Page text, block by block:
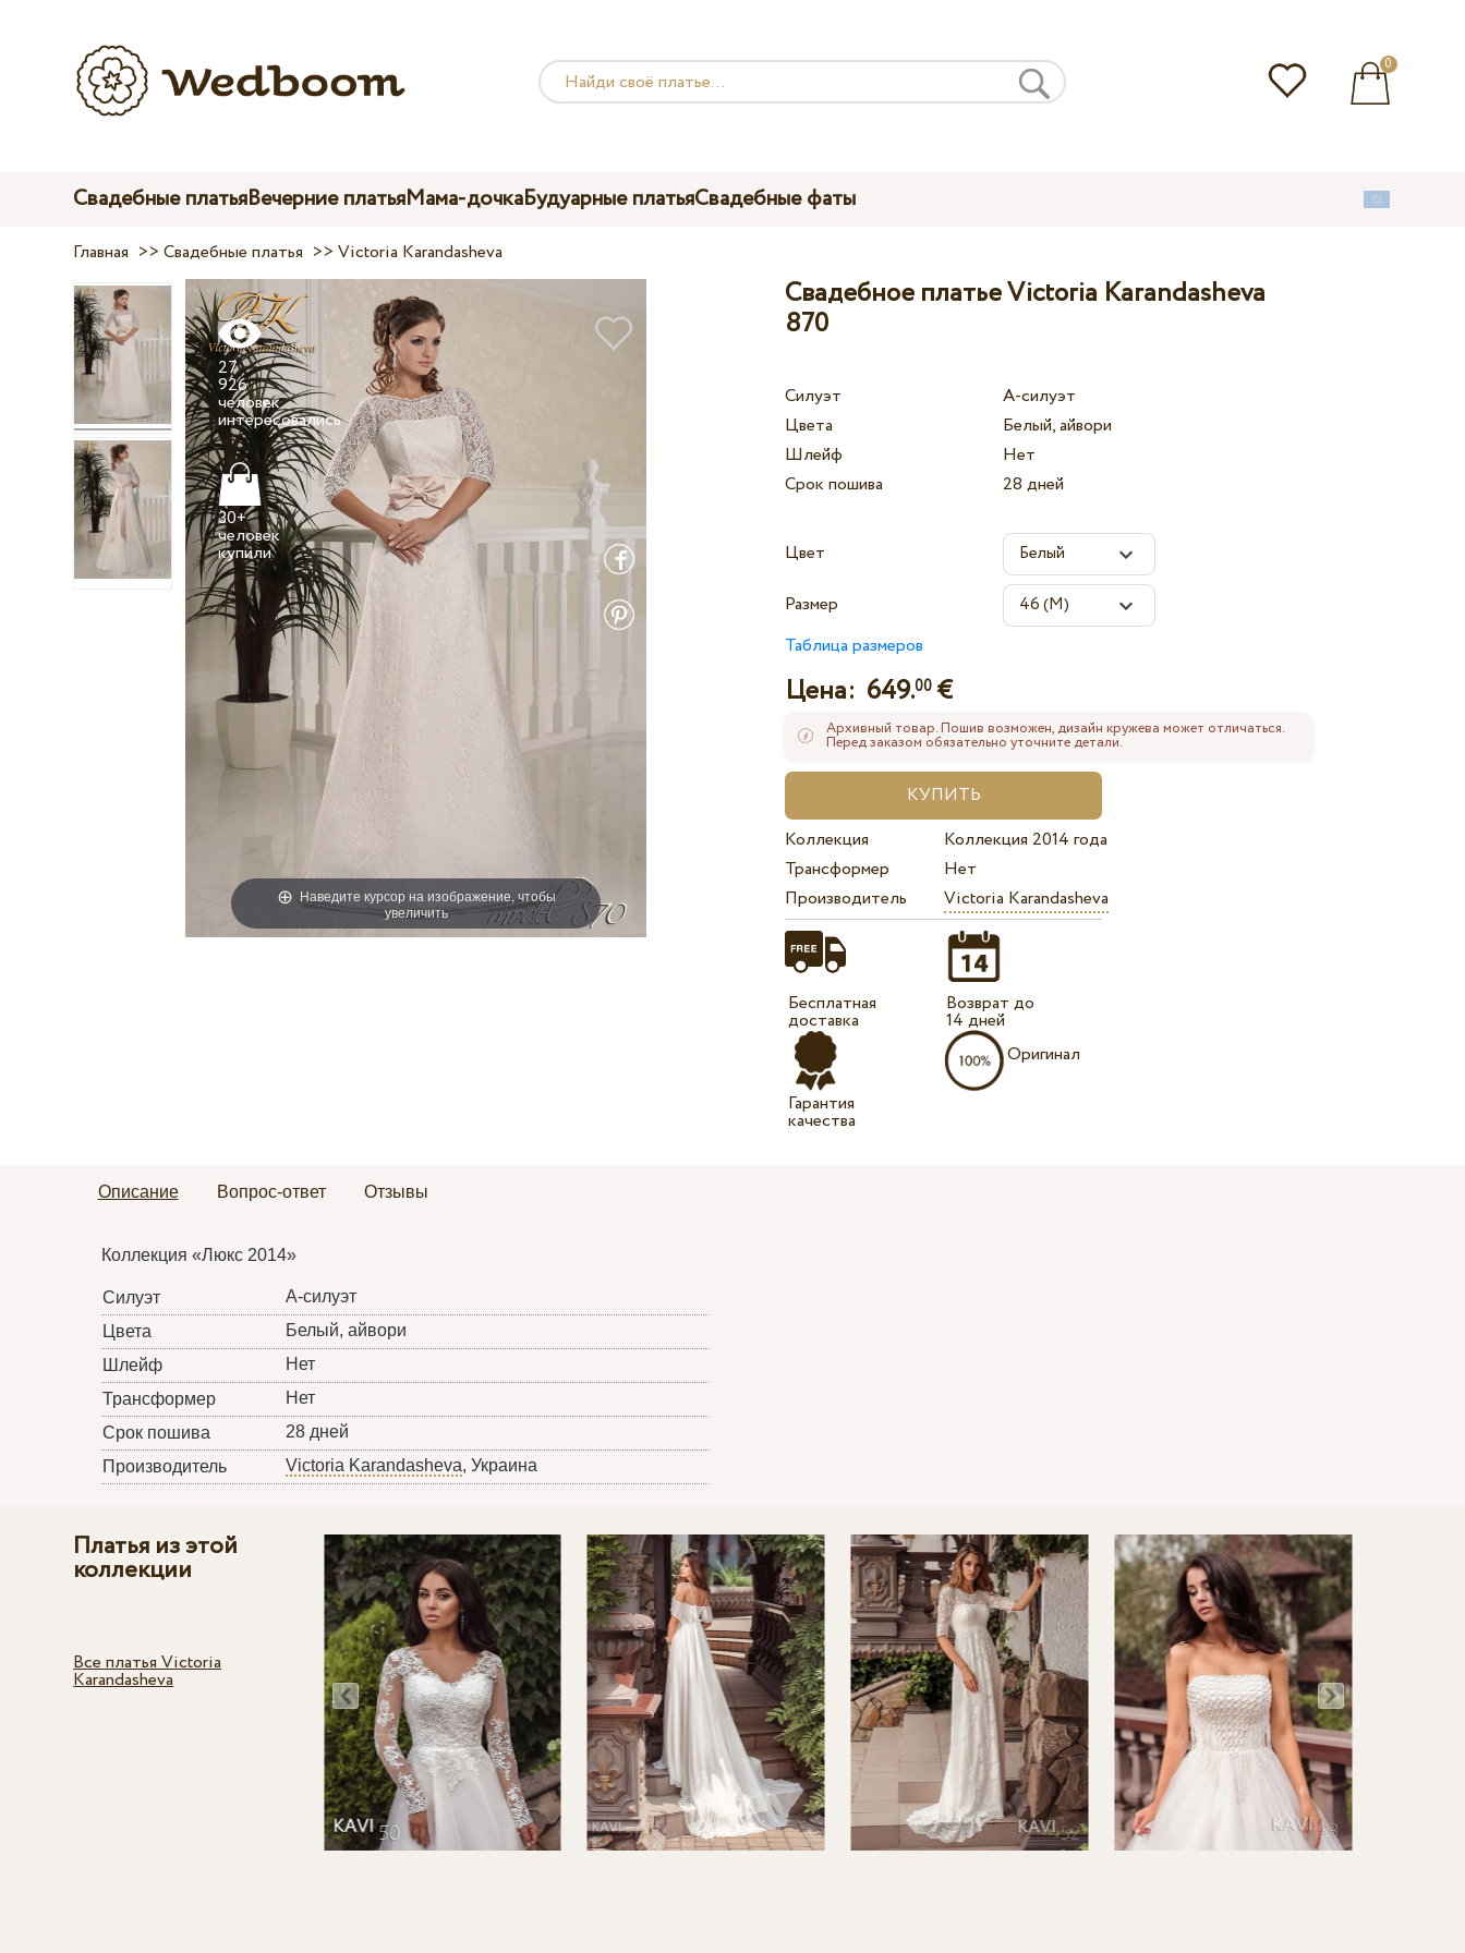
0
Свадебные платьяВечерние платьяМама-дочкаБудуарные платьяСвадебные фаты
Главная >>Свадебные платья >>Victoria Karandasheva
Наведите курсор на изображение, чтобы
увеличить
27
926
человек
интересовались
30+
человек
купили
Свадебное платье Victoria Karandasheva
870
Силуэт
А-силуэт
Цвета
Белый, айвори
Шлейф
Нет
Срок пошива
28 дней
Цвет
Размер
Таблица размеров
Цена: 649.00 €
Архивный товар. Пошив возможен, дизайн кружева может отличаться.
Перед заказом обязательно уточните детали.
Коллекция
Коллекция 2014 года
Трансформер
Нет
Производитель
Victoria Karandasheva
Бесплатная
доставка
Гарантия
качества
Возврат до
14 дней
Оригинал
Описание Вопрос-ответ Отзывы
Коллекция «Люкс 2014»
Силуэт
А-силуэт
Цвета
Белый, айвори
Шлейф
Нет
Трансформер
Нет
Срок пошива
28 дней
Производитель
Victoria Karandasheva, Украина
Платья из этой
коллекции
Все платья Victoria
Karandasheva